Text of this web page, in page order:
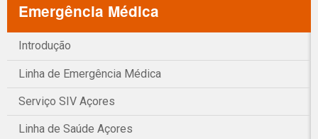
Emergência Médica
Introdução
Linha de Emergência Médica
Serviço SIV Açores
Linha de Saúde Açores